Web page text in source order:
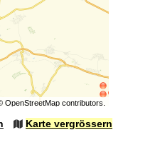
OpenStreetMapcontributors.
Karte vergrössern